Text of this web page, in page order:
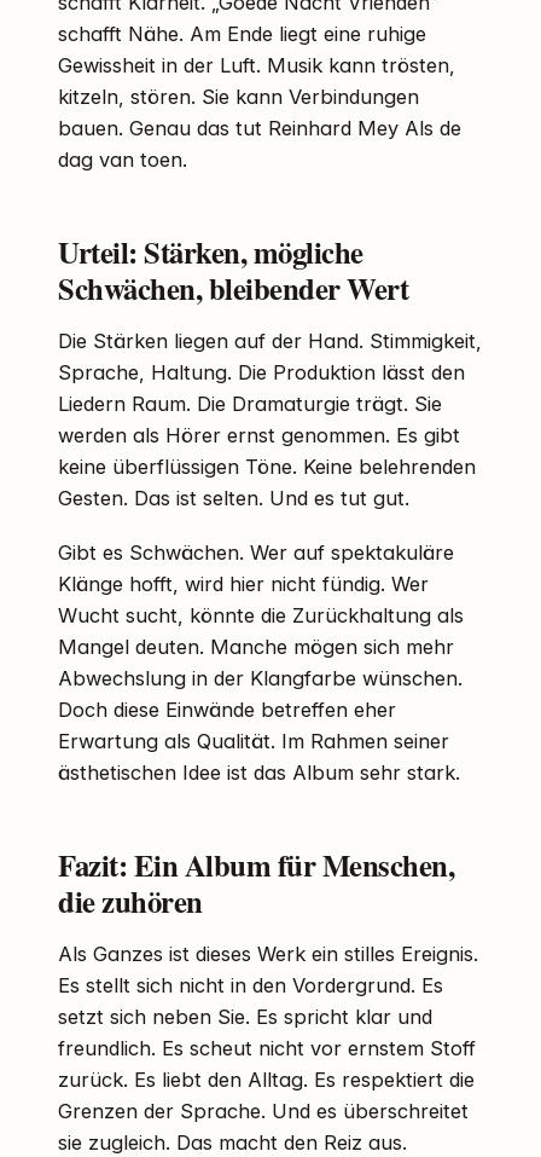
schafft Nähe. Am Ende liegt eine ruhige
Gewissheit in der Luft. Musik kann trösten,
kitzeln, stören. Sie kann Verbindungen
bauen. Genau das tut Reinhard Mey Als de
dag van toen.
Urteil: Stärken, mögliche
Schwächen, bleibender Wert
Die Stärken liegen auf der Hand. Stimmigkeit,
Sprache, Haltung. Die Produktion lässt den
Liedern Raum. Die Dramaturgie trägt. Sie
werden als Hörer ernst genommen. Es gibt
keine überflüssigen Töne. Keine belehrenden
Gesten. Das ist selten. Und es tut gut.
Gibt es Schwächen. Wer auf spektakuläre
Klänge hofft, wird hier nicht fündig. Wer
Wucht sucht, könnte die Zurückhaltung als
Mangel deuten. Manche mögen sich mehr
Abwechslung in der Klangfarbe wünschen.
Doch diese Einwände betreffen eher
Erwartung als Qualität. Im Rahmen seiner
ästhetischen Idee ist das Album sehr stark.
Fazit: Ein Album für Menschen,
die zuhören
Als Ganzes ist dieses Werk ein stilles Ereignis.
Es stellt sich nicht in den Vordergrund. Es
setzt sich neben Sie. Es spricht klar und
freundlich. Es scheut nicht vor ernstem Stoff
zurück. Es liebt den Alltag. Es respektiert die
Grenzen der Sprache. Und es überschreitet
sie zugleich. Das macht den Reiz aus.